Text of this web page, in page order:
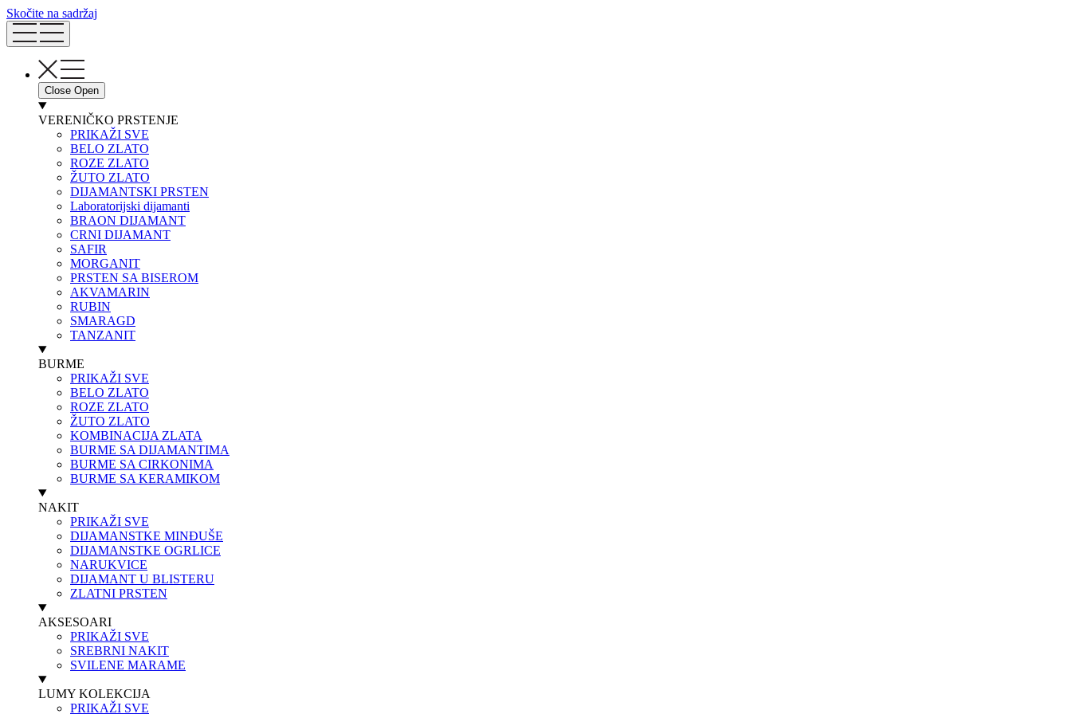
Skočite na sadržaj
Close Open
VERENIČKO PRSTENJE
PRIKAŽI SVE
BELO ZLATO
ROZE ZLATO
ŽUTO ZLATO
DIJAMANTSKI PRSTEN
Laboratorijski dijamanti
BRAON DIJAMANT
CRNI DIJAMANT
SAFIR
MORGANIT
PRSTEN SA BISEROM
AKVAMARIN
RUBIN
SMARAGD
TANZANIT
BURME
PRIKAŽI SVE
BELO ZLATO
ROZE ZLATO
ŽUTO ZLATO
KOMBINACIJA ZLATA
BURME SA DIJAMANTIMA
BURME SA CIRKONIMA
BURME SA KERAMIKOM
NAKIT
PRIKAŽI SVE
DIJAMANSTKE MINĐUŠE
DIJAMANSTKE OGRLICE
NARUKVICE
DIJAMANT U BLISTERU
ZLATNI PRSTEN
AKSESOARI
PRIKAŽI SVE
SREBRNI NAKIT
SVILENE MARAME
LUMY KOLEKCIJA
PRIKAŽI SVE